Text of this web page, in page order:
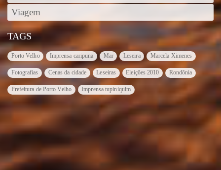
Viagem
TAGS
Porto Velho Imprensa caripuna Mar Leseira Marcela Ximenes
Fotografias Cenas da cidade Leseiras Eleições 2010 Rondônia
Prefeitura de Porto Velho Imprensa tupiniquim